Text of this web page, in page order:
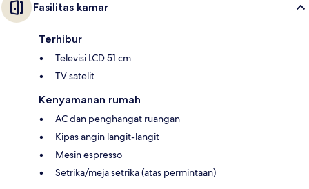
Fasilitas kamar
Terhibur
Televisi LCD 51 cm
TV satelit
Kenyamanan rumah
AC dan penghangat ruangan
Kipas angin langit-langit
Mesin espresso
Setrika/meja setrika (atas permintaan)